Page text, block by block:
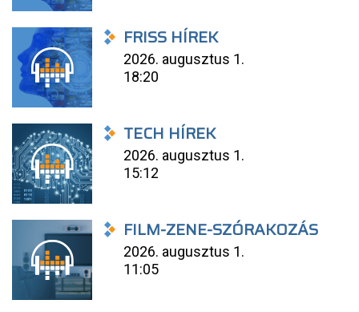
FRISS HÍREK
2026. augusztus 1.
18:20
TECH HÍREK
2026. augusztus 1.
15:12
FILM-ZENE-SZÓRAKOZÁS
2026. augusztus 1.
11:05